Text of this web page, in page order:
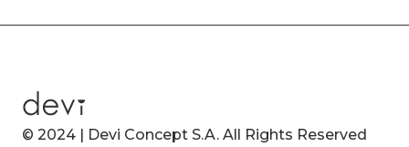
© 2024 | Devi Concept S.A. All Rights Reserved